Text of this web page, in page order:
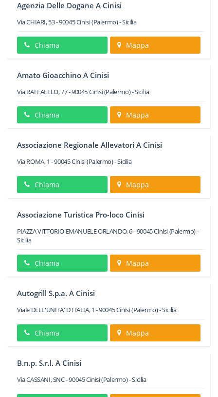
Agenzia Delle Dogane A Cinisi
Via CHIARI, 53-90045Cinisi(Palermo) -Sicilia
Chiama Mappa
Amato Gioacchino A Cinisi
Via RAFFAELLO, 77-90045Cinisi(Palermo) -Sicilia
Chiama Mappa
Associazione Regionale Allevatori A Cinisi
Via ROMA, 1 -90045Cinisi(Palermo) -Sicilia
Chiama Mappa
Associazione Turistica Pro-loco Cinisi
PIAZZA VITTORIO EMANUELE ORLANDO, 6-90045Cinisi(Palermo) -
Sicilia
Chiama Mappa
Autogrill S.p.a. A Cinisi
Viale DELL'UNITA' D'ITALIA, 1 -90045Cinisi(Palermo) -Sicilia
Chiama Mappa
B.n.p. S.r.l. A Cinisi
Via CASSANI, SNC-90045Cinisi(Palermo) -Sicilia